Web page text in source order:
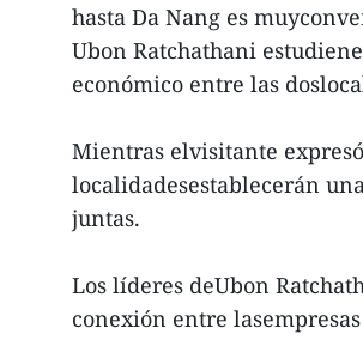
hasta Da Nang es
Ubon Ratchathani
económico entre las
Mientras elvisitante
localidadesestablecerán
juntas.
Los líderes deUbon
conexión entre